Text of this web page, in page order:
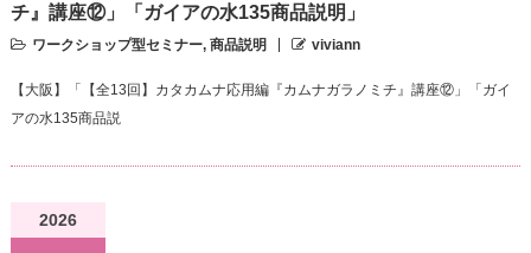
チ』講座⑫」「ガイアの水135商品説明」
ワークショップ型セミナー, 商品説明 viviann
【大阪】「【全13回】カタカムナ応用編『カムナガラノミチ』講座⑫」「ガイ
アの水135商品説
2026